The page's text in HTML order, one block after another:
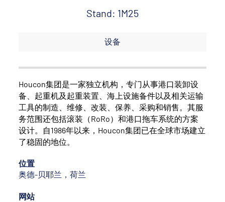
Stand: 1M25
设备
Houcon集团是一家独立机构，专门从事港口装卸设
备、起重机及起重装置、海上设施备件以及相关运输
工具的制造、维修、改装、保养、采购和销售。其服
务范围还包括滚装（RoRo）和港口拖车系统的方案
设计。自1986年以来，Houcon集团已在全球市场建立
了稳固的地位。
位置
奥德-贝耶兰，荷兰
网站